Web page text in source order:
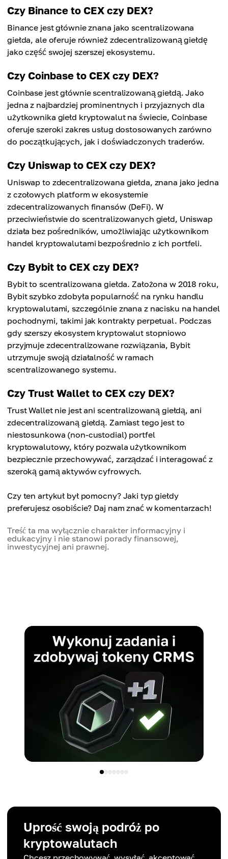
Czy Binance to CEX czy DEX?
Binance jest głównie znana jako scentralizowana
giełda, ale oferuje również zdecentralizowaną giełdę
jako część swojej szerszej ekosystemu.
Czy Coinbase to CEX czy DEX?
Coinbase jest głównie scentralizowaną giełdą. Jako
jedna z najbardziej prominentnych i przyjaznych dla
użytkownika giełd kryptowalut na świecie, Coinbase
oferuje szeroki zakres usług dostosowanych zarówno
do początkujących, jak i doświadczonych traderów.
Czy Uniswap to CEX czy DEX?
Uniswap to zdecentralizowana giełda, znana jako jedna
z czołowych platform w ekosystemie
zdecentralizowanych finansów (DeFi). W
przeciwieństwie do scentralizowanych giełd, Uniswap
działa bez pośredników, umożliwiając użytkownikom
handel kryptowalutami bezpośrednio z ich portfeli.
Czy Bybit to CEX czy DEX?
Bybit to scentralizowana giełda. Założona w 2018 roku,
Bybit szybko zdobyła popularność na rynku handlu
kryptowalutami, szczególnie znana z nacisku na handel
pochodnymi, takimi jak kontrakty perpetual. Podczas
gdy szerszy ekosystem kryptowalut stopniowo
przyjmuje zdecentralizowane rozwiązania, Bybit
utrzymuje swoją działalność w ramach
scentralizowanego systemu.
Czy Trust Wallet to CEX czy DEX?
Trust Wallet nie jest ani scentralizowaną giełdą, ani
zdecentralizowaną giełdą. Zamiast tego jest to
niestosunkowa (non-custodial) portfel
kryptowalutowy, który pozwala użytkownikom
bezpiecznie przechowywać, zarządzać i interagować z
szeroką gamą aktywów cyfrowych.
Czy ten artykuł był pomocny? Jaki typ giełdy
preferujesz osobiście? Daj nam znać w komentarzach!
Treść ta ma wyłącznie charakter informacyjny i
edukacyjny i nie stanowi porady finansowej,
inwestycyjnej ani prawnej.
Uprość swoją podróż po
kryptowalutach